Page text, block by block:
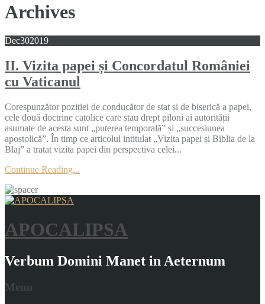
Archives
Dec302019
II. Vizita papei și Concordatul României
cu Vaticanul
Corespunzător poziției de conducător de stat și de biserică a papei,
cele două doctrine catolice care stau drept piloni ai autorității
asumate de acesta sunt „puterea temporală” și „succesiunea
apostolică”. În timp ce articolul intitulat „Vizita papei și Biblia de la
Blaj” a tratat vizita papei din perspectiva celei...
Continue Reading...
APOCALIPSA
Verbum Domini Manet in Aeternum
Menu